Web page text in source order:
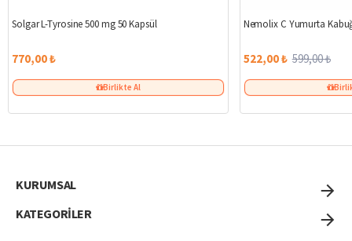
Solgar L-Tyrosine 500 mg 50 Kapsül
770,00 ₺
Birlikte Al
Nemolix C Yumurta
522,00 ₺ 599,00 ₺
KURUMSAL
KATEGORİLER